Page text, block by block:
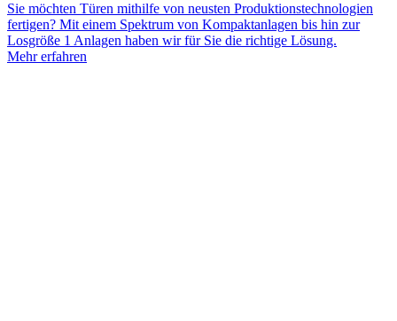
Sie möchten Türen mithilfe von neusten Produktionstechnologien
fertigen? Mit einem Spektrum von Kompaktanlagen bis hin zur
Losgröße 1 Anlagen haben wir für Sie die richtige Lösung.
Mehr erfahren